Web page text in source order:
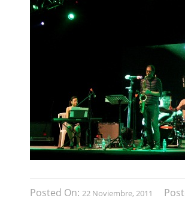
Posted On: 22 Noviembre, 2011